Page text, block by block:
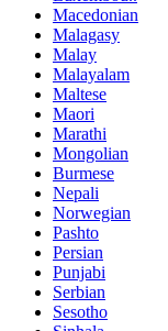
Macedonian
Malagasy
Malay
Malayalam
Maltese
Maori
Marathi
Mongolian
Burmese
Nepali
Norwegian
Pashto
Persian
Punjabi
Serbian
Sesotho